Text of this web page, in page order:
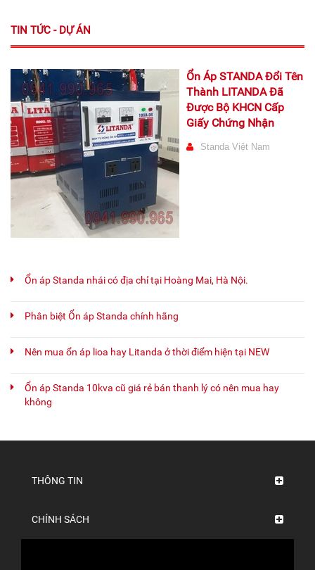
TIN TỨC - DỰ ÁN
Ổn Áp STANDA Đổi Tên
Thành LITANDA Đã
Được Bộ KHCN Cấp
Giấy Chứng Nhận
Standa Việt Nam
Ổn áp Standa nhái có địa chỉ tại Hoàng Mai, Hà Nội.
Phân biệt Ổn áp Standa chính hãng
Nên mua ổn áp lioa hay Litanda ở thời điểm hiện tại NEW
Ổn áp Standa 10kva cũ giá rẻ bán thanh lý có nên mua hay
không
THÔNG TIN
CHÍNH SÁCH